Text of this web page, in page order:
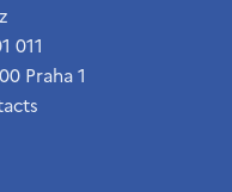
011
Praha 1